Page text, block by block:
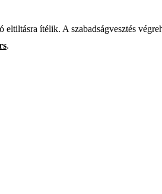
ítélik. A szabadságvesztés
.